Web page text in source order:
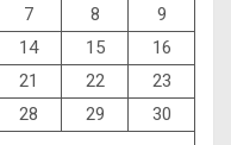
7 8
9
14 15
16
21 22
23
28 29
30